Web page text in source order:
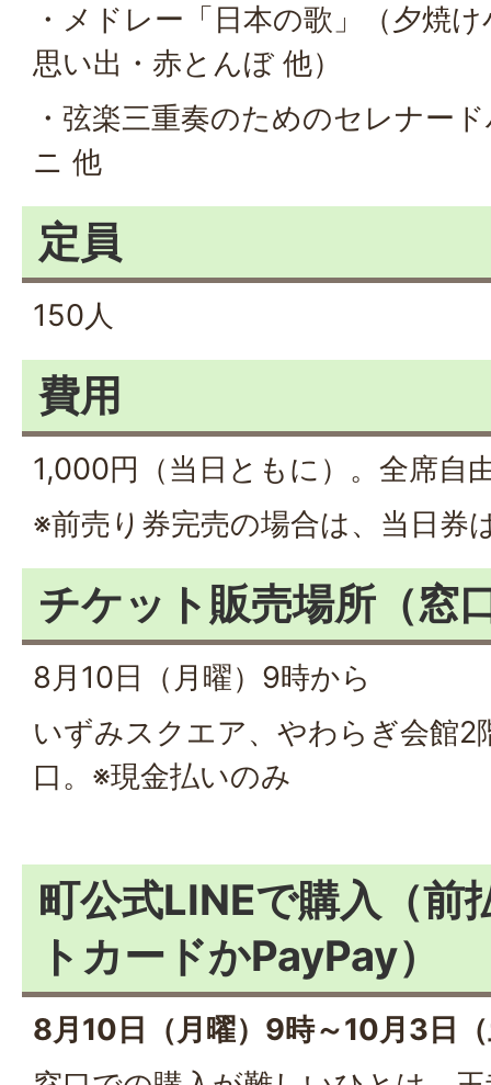
・メドレー「日本の歌」（夕焼
思い出・赤とんぼ 他）
・弦楽三重奏のためのセレナー
ニ 他
定員
150人
費用
1,000円（当日ともに）。全席自
※前売り券完売の場合は、当日券
チケット販売場所（窓
8月10日（月曜）9時から
いずみスクエア、やわらぎ会館2
口。※現金払いのみ
町公式LINEで購入（前
トカードかPayPay）
8月10日（月曜）9時～10月3日